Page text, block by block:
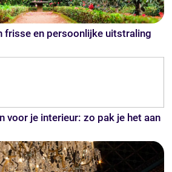
frisse en persoonlijke uitstraling
voor je interieur: zo pak je het aan